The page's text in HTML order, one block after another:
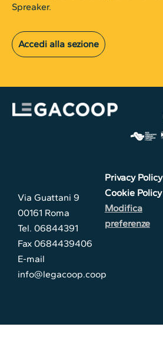
Spreaker.
Accedi alla sezione
Via Guattani 9
00161 Roma
Tel. 06844391
Fax 0684439406
E-mail
info@legacoop.coop
Privacy Policy
Cookie Policy
Modifica
preferenze